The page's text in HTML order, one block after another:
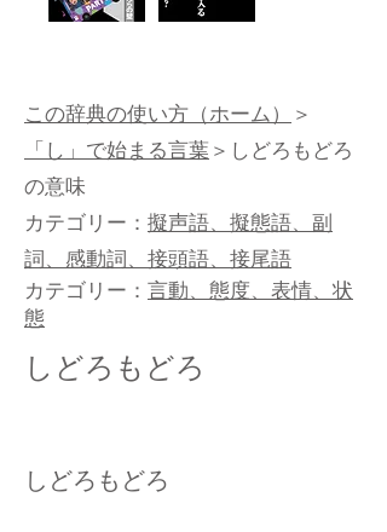
この辞典の使い方（ホーム）＞
「し」で始まる言葉＞しどろもどろ
の意味
カテゴリー： 擬声語、擬態語、副
詞、感動詞、接頭語、接尾語
カテゴリー： 言動、態度、表情、状
態
しどろもどろ
しどろもどろ